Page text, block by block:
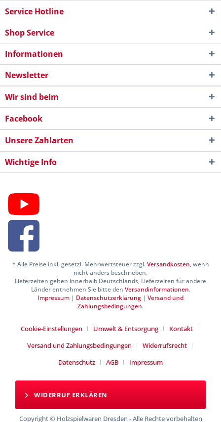
Service Hotline
Shop Service
Informationen
Newsletter
Wir sind beim
Facebook
Unsere Zahlarten
Wichtige Info
* Alle Preise inkl. gesetzl. Mehrwertsteuer zzgl.Versandkosten, wenn
nicht anders beschrieben.
Lieferzeiten gelten innerhalb Deutschlands, Lieferzeiten für andere
Länder entnehmen Sie bitte den Versandinformationen.
Impressum | Datenschutzerklärung | Versand und
Zahlungsbedingungen.
Cookie-Einstellungen Umwelt & Entsorgung
Kontakt
Versand und Zahlungsbedingungen
Widerrufsrecht
Datenschutz
AGB Impressum
WIDERRUF ERKLÄREN
Copyright © Holzspielwaren Dresden - Alle Rechte vorbehalten